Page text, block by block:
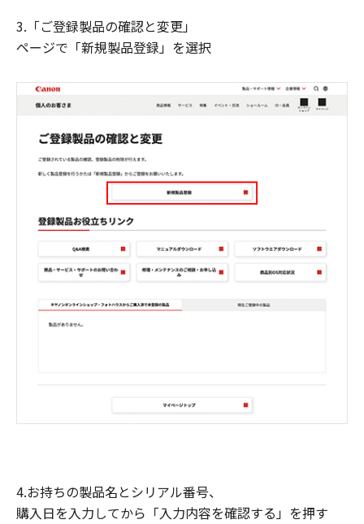
3.「ご登録製品の確認と変更」
ページで「新規製品登録」を選択
4.お持ちの製品名とシリアル番号、
購入日を入力してから「入力内容を確認する」を押す